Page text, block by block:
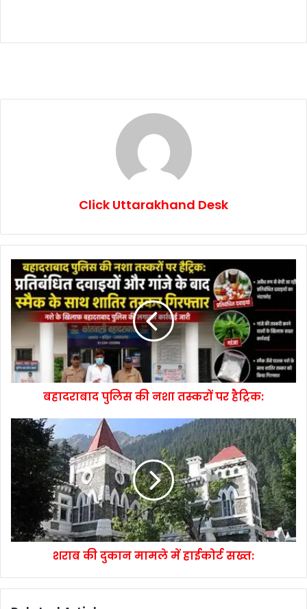
Click Uttarakhand Desk
बहादराबाद पुलिस की नशा तस्करों पर हैट्रिक:
शराब की दुकान मामले में हाईकोर्ट सख्त: